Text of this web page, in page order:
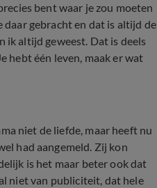
bent waar je zou moeten
daar gebracht en dat is altijd de
ik altijd geweest. Dat is deels
hebt één leven, maak er wat
niet de liefde, maar heeft nu
had aangemeld. Zij kon
is het maar beter ook dat
niet van publiciteit, dat hele